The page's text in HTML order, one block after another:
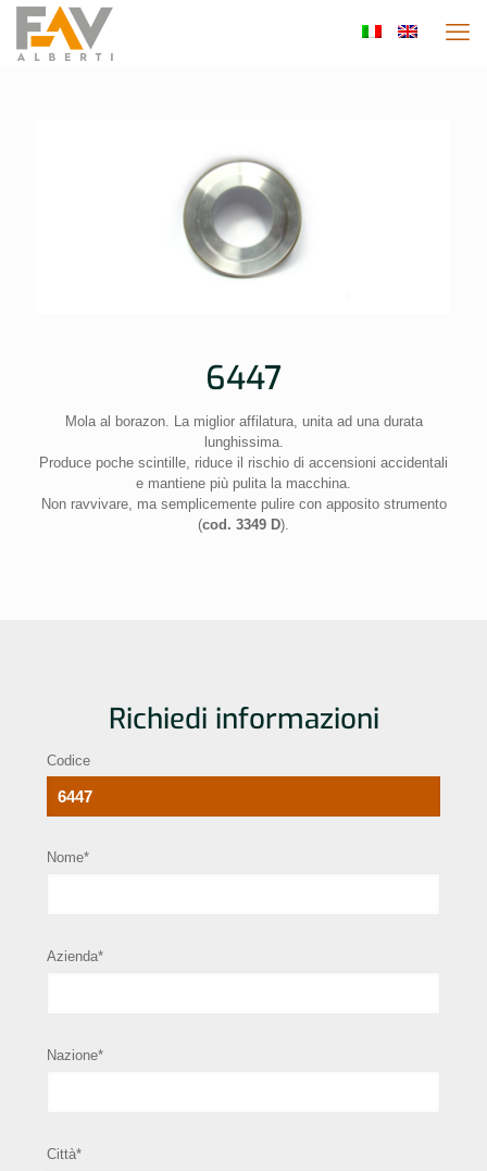
6447
Mola al borazon. La miglior affilatura, unita ad una durata
lunghissima.
Produce poche scintille, riduce il rischio di accensioni accidentali
e mantiene più pulita la macchina.
Non ravvivare, ma semplicemente pulire con apposito strumento
(cod. 3349 D).
Richiedi informazioni
Codice
Nome*
Azienda*
Nazione*
Città*